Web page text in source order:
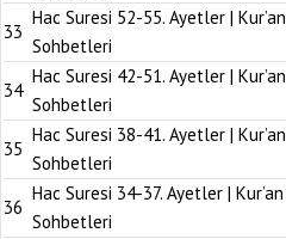
33
Hac Suresi 52-55. Ayetler | Kur’an
Sohbetleri
34
Hac Suresi 42-51. Ayetler | Kur’an
Sohbetleri
35
Hac Suresi 38-41. Ayetler | Kur’an
Sohbetleri
36
Hac Suresi 34-37. Ayetler | Kur’an
Sohbetleri